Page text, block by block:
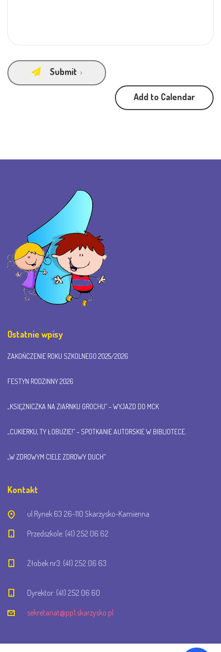
Submit
Add to Calendar
Ostatnie wpisy
ZAKOŃCZENIE ROKU SZKOLNEGO 2025/2026
FESTYN RODZINNY 2026
„KSIĘŻNICZKA NA ZIARNKU GROCHU” – WYJAZD DO MCK
„CUKIERKU, TY ŁOBUZIE!” – SPOTKANIE AUTORSKIE W BIBLIOTECE.
„W ZDROWYM CIELE ZDROWY DUCH”
Kontakt
ul.Rynek 63 26-110 Skarżysko-Kamienna
Przedszkole: (41) 252 06 62
Żłobek nr3: (41) 252 06 63
Dyrektor: (41) 252 06 60
sekretariat@pp1.skarzysko.pl